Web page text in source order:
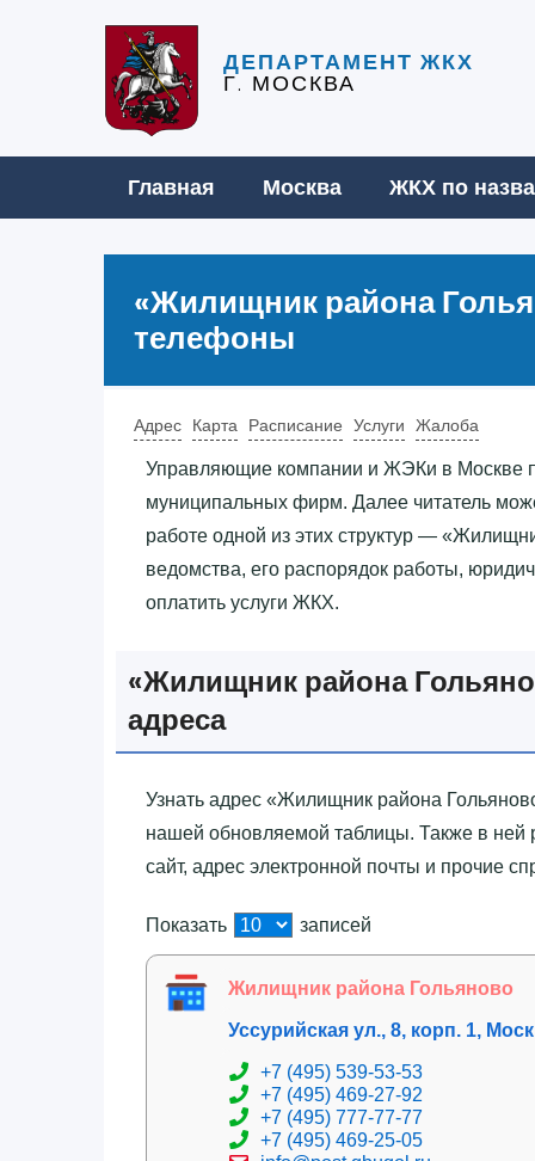
ДЕПАРТАМЕНТ ЖКХ
Г. МОСКВА
Главная Москва ЖКХ по
«‎Жилищник района
телефоны
Адрес Карта Расписание Услуги Жалоба
Управляющие компании и ЖЭКи в Москве
муниципальных фирм. Далее читатель
работе одной из этих структур —
ведомства, его распорядок работы,
оплатить услуги ЖКХ.
«‎Жилищник района
адреса
Узнать адрес «‎Жилищник района
нашей обновляемой таблицы. Также в
сайт, адрес электронной почты и прочие
Показать записей
Жилищник района Гольяново
Уссурийская ул., 8, корп. 1,
+7 (495) 539-53-53
+7 (495) 469-27-92
+7 (495) 777-77-77
+7 (495) 469-25-05